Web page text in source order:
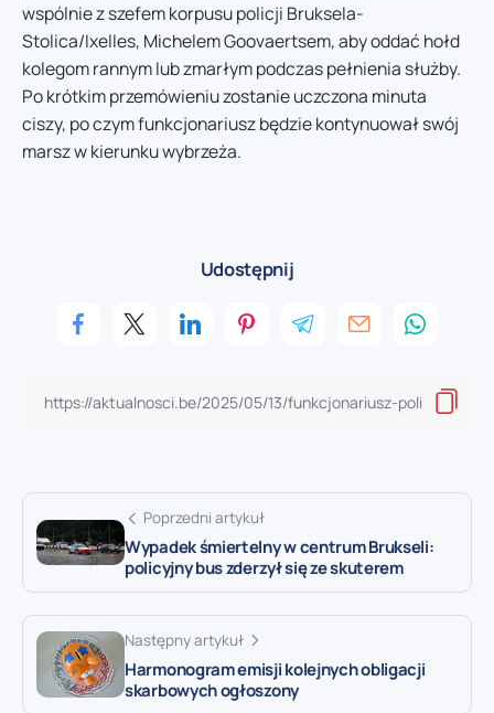
wspólnie z szefem korpusu policji Bruksela-
Stolica/Ixelles, Michelem Goovaertsem, aby oddać hołd
kolegom rannym lub zmarłym podczas pełnienia służby.
Po krótkim przemówieniu zostanie uczczona minuta
ciszy, po czym funkcjonariusz będzie kontynuował swój
marsz w kierunku wybrzeża.
Udostępnij
Poprzedni artykuł
Wypadek śmiertelny w centrum Brukseli:
policyjny bus zderzył się ze skuterem
Następny artykuł
Harmonogram emisji kolejnych obligacji
skarbowych ogłoszony